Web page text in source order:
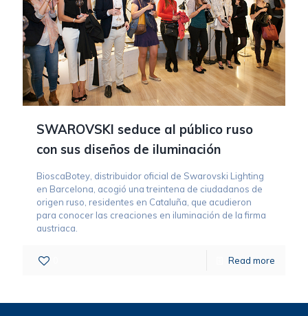
SWAROVSKI seduce al público ruso
con sus diseños de iluminación
BioscaBotey, distribuidor oficial de Swarovski Lighting
en Barcelona, acogió una treintena de ciudadanos de
origen ruso, residentes en Cataluña, que acudieron
para conocer las creaciones en iluminación de la firma
austriaca.
Read more